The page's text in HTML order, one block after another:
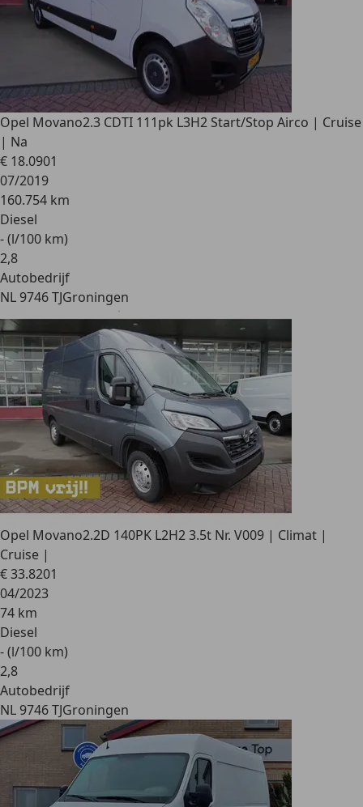
Opel Movano2.3 CDTI 111pk L3H2 Start/Stop Airco | Cruise
| Na
€ 18.0901
07/2019
160.754 km
Diesel
- (l/100 km)
2,8
Autobedrijf
NL 9746 TJGroningen
Opel Movano2.2D 140PK L2H2 3.5t Nr. V009 | Climat |
Cruise |
€ 33.8201
04/2023
74 km
Diesel
- (l/100 km)
2,8
Autobedrijf
NL 9746 TJGroningen